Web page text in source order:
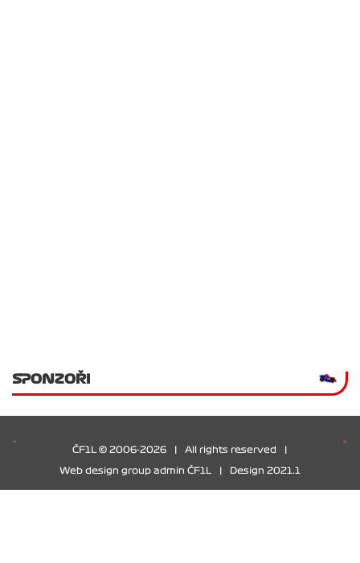
SPONZOŘI
ČF1L © 2006-2026 All rights reserved
Web design group admin ČF1L Design 2021.1